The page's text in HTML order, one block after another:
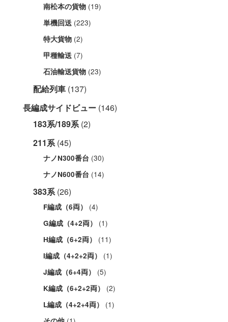
南松本の貨物 (19)
単機回送 (223)
特大貨物 (2)
甲種輸送 (7)
石油輸送貨物 (23)
配給列車 (137)
長編成サイドビュー (146)
183系/189系 (2)
211系 (45)
ナノN300番台 (30)
ナノN600番台 (14)
383系 (26)
F編成（6両） (4)
G編成（4+2両） (1)
H編成（6+2両） (11)
I編成（4+2+2両） (1)
J編成（6+4両） (5)
K編成（6+2+2両） (2)
L編成（4+2+4両） (1)